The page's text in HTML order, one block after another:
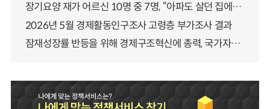
장기요양 재가 어르신 10명 중 7명, “아파도 살던 집에서 살겠다” 「2025년 장기요양실태조사」 결과 발표
2026년 5월 경제활동인구조사 고령층 부가조사 결과
잠재성장률 반등을 위해 경제구조혁신에 총력, 국가자산 관리체계 대전환